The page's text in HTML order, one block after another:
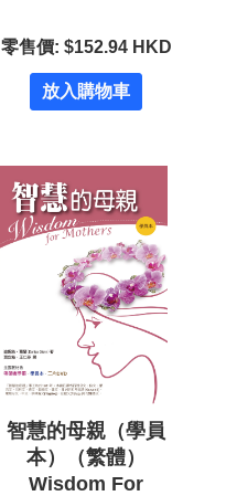
零售價: $152.94 HKD
放入購物車
智慧的母親（學員
本）（繁體）
Wisdom For